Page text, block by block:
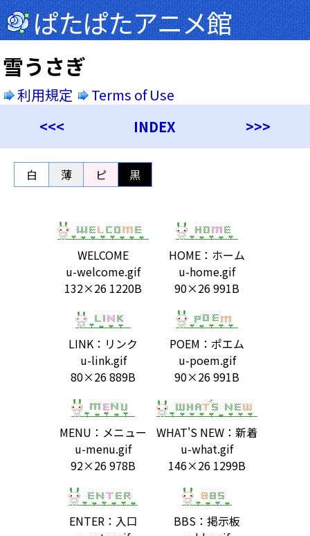
ぱたぱたアニメ館
雪うさぎ
利用規定
Terms of Use
<<<
INDEX >>>
白 薄 ピ 黒
WELCOME
u-welcome.gif
132×26 1220B
HOME：ホーム
u-home.gif
90×26 991B
LINK：リンク
u-link.gif
80×26 889B
POEM：ポエム
u-poem.gif
90×26 991B
MENU：メニュー
u-menu.gif
92×26 978B
WHAT'S NEW：新着
u-what.gif
146×26 1299B
ENTER：入口
BBS：掲示板